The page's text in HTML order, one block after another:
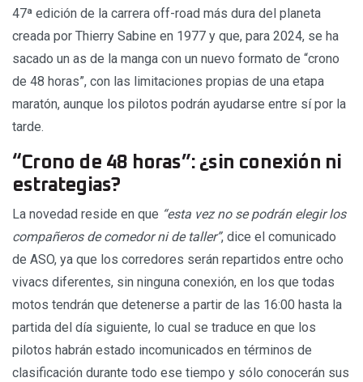
47ª edición de la carrera off-road más dura del planeta
creada por Thierry Sabine en 1977 y que, para 2024, se ha
sacado un as de la manga con un nuevo formato de “crono
de 48 horas”, con las limitaciones propias de una etapa
maratón, aunque los pilotos podrán ayudarse entre sí por la
tarde.
“Crono de 48 horas”: ¿sin conexión ni
estrategias?
La novedad reside en que “esta vez no se podrán elegir los
compañeros de comedor ni de taller”, dice el comunicado
de ASO, ya que los corredores serán repartidos entre ocho
vivacs diferentes, sin ninguna conexión, en los que todas
motos tendrán que detenerse a partir de las 16:00 hasta la
partida del día siguiente, lo cual se traduce en que los
pilotos habrán estado incomunicados en términos de
clasificación durante todo ese tiempo y sólo conocerán sus